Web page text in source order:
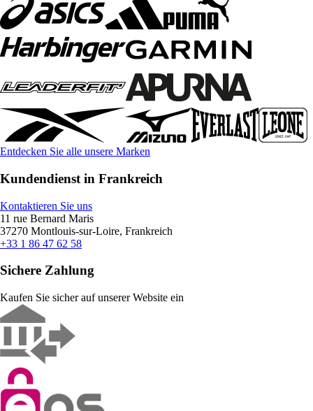
Entdecken Sie alle unsere Marken
Kundendienst in Frankreich
Kontaktieren Sie uns
11 rue Bernard Maris
37270 Montlouis-sur-Loire, Frankreich
+33 1 86 47 62 58
Sichere Zahlung
Kaufen Sie sicher auf unserer Website ein